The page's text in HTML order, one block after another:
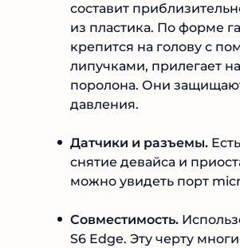
составит
из пластика. По форме
крепится на голову с
липучками, прилегает
поролона. Они
давления.
Датчики и разъемы.
снятие девайса и
можно увидеть порт
Совместимость.
S6 Edge. Эту черту